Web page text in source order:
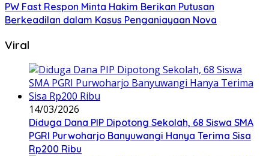
PW Fast Respon Minta Hakim Berikan Putusan
Berkeadilan dalam Kasus Penganiayaan Nova
Viral
14/03/2026
Diduga Dana PIP Dipotong Sekolah, 68 Siswa SMA
PGRI Purwoharjo Banyuwangi Hanya Terima Sisa
Rp200 Ribu